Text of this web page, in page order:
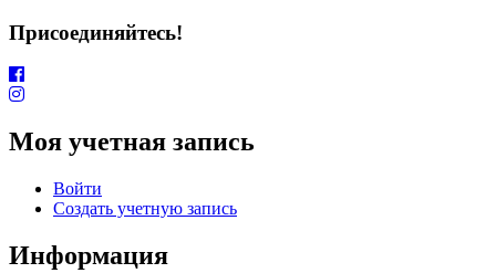
Присоединяйтесь!
Моя учетная запись
Войти
Создать учетную запись
Информация